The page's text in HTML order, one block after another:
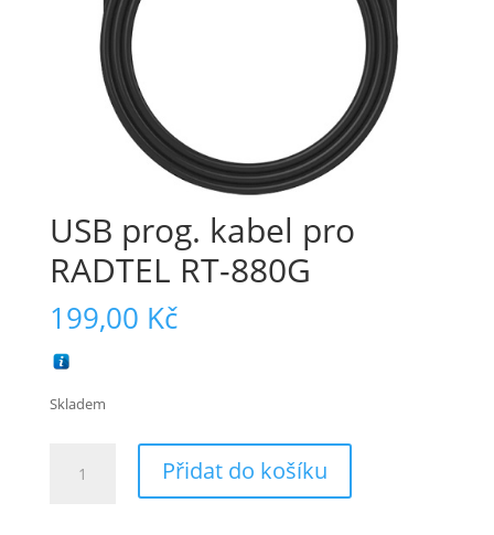
USB prog. kabel pro
RADTEL RT-880G
199,00 Kč
Skladem
prog.
Přidat do košíku